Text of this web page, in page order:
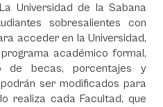
La Universidad de la Sabana
sobresalientes con
acceder en la Universidad,
académico formal,
de becas, porcentajes y
ser modificados para
realiza cada Facultad, que